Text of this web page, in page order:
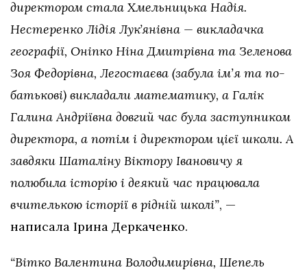
директором стала Хмельницька Надія.
Нестеренко Лідія Лукʼянівна — викладачка
географії, Оніпко Ніна Дмитрівна та Зеленова
Зоя Федорівна, Легостаєва (забула ім’я та по-
батькові) викладали математику, а Галік
Галина Андріївна довгий час була заступником
директора, а потім і директором цієї школи. А
завдяки Шаталіну Віктору Івановичу я
полюбила історію і деякий час працювала
вчителькою історії в рідній школі”, —
написала Ірина Деркаченко.
“Вітко Валентина Володимирівна, Шепель